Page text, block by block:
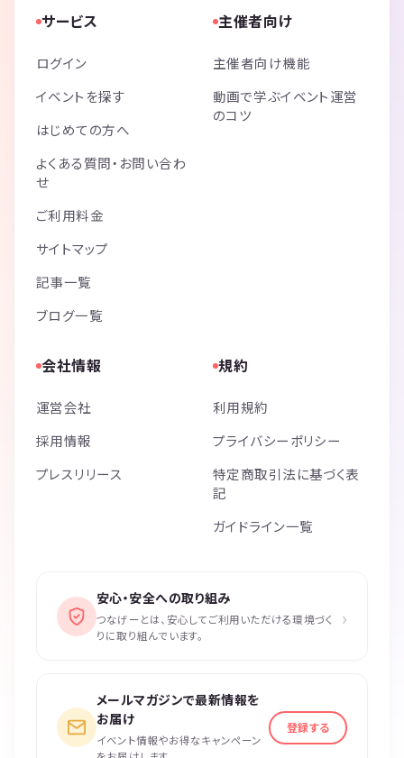
サービス
ログイン
イベントを探す
はじめての方へ
よくある質問・お問い合わ
せ
ご利用料金
サイトマップ
記事一覧
ブログ一覧
主催者向け
主催者向け機能
動画で学ぶイベント運営
のコツ
会社情報
運営会社
採用情報
プレスリリース
規約
利用規約
プライバシーポリシー
特定商取引法に基づく表
記
ガイドライン一覧
安心・安全への取り組み
つなげーとは、安心してご利用いただける環境づく
りに取り組んでいます。
›
メールマガジンで最新情報を
お届け
イベント情報やお得なキャンペーン
登録する